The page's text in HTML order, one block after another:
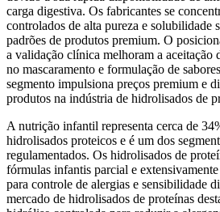
carga digestiva. Os fabricantes se
controlados de alta pureza e solubilidade
padrões de produtos premium. O
a validação clínica melhoram a aceitação
no mascaramento e formulação de
segmento impulsiona preços premium e
produtos na indústria de hidrolisados ​​de
A nutrição infantil representa cerca de
hidrolisados ​​proteicos e é um dos
regulamentados. Os hidrolisados ​​de
fórmulas infantis parcial e
para controle de alergias e sensibilidade
mercado de hidrolisados ​​de proteínas